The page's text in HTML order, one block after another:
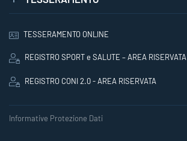
TESSERAMENTO ONLINE
REGISTRO SPORT e SALUTE – AREA RISERVATA
REGISTRO CONI 2.0 - AREA RISERVATA
Informative Protezione Dati